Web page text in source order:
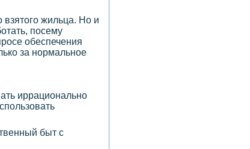
жильца. Но и
посему
обеспечения
за нормальное
иррационально
быт с